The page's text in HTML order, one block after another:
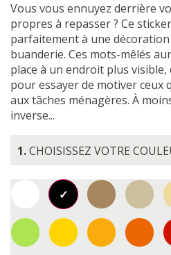
Vous vous ennuyez derrière
propres à repasser ? Ce
parfaitement à une décoration
buanderie. Ces mots-mêlés
place à un endroit plus
pour essayer de motiver ceux
aux tâches ménagères. À
inverse...
1.CHOISISSEZ VOTRE